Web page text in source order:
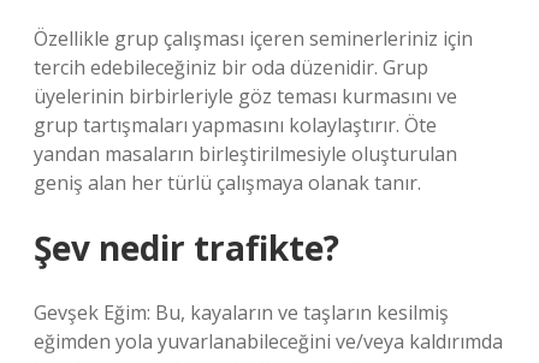
Özellikle grup çalışması içeren seminerleriniz için
tercih edebileceğiniz bir oda düzenidir. Grup
üyelerinin birbirleriyle göz teması kurmasını ve
grup tartışmaları yapmasını kolaylaştırır. Öte
yandan masaların birleştirilmesiyle oluşturulan
geniş alan her türlü çalışmaya olanak tanır.
Şev nedir trafikte?
Gevşek Eğim: Bu, kayaların ve taşların kesilmiş
eğimden yola yuvarlanabileceğini ve/veya kaldırımda